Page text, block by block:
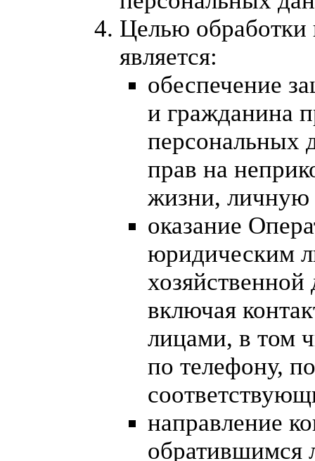
Целью
является:
обеспечение
и гражданина
персональных
прав на
жизни, личную
оказание
юридическим
включая
лицами, в том
по телефону,
направление
обратившимся